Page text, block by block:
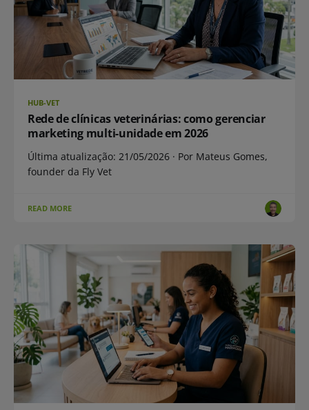
HUB-VET
Rede de clínicas veterinárias: como gerenciar
marketing multi-unidade em 2026
Última atualização: 21/05/2026 · Por Mateus Gomes,
founder da Fly Vet
READ MORE